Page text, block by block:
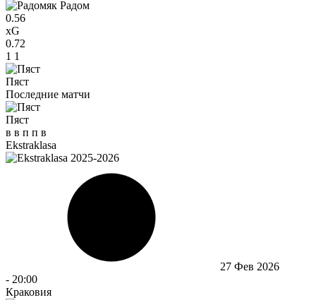
0.56
xG
0.72
1 1
Пяст
Последние матчи
Пяст
в в п п в
Ekstraklasa
27 Фев 2026
- 20:00
Краковия